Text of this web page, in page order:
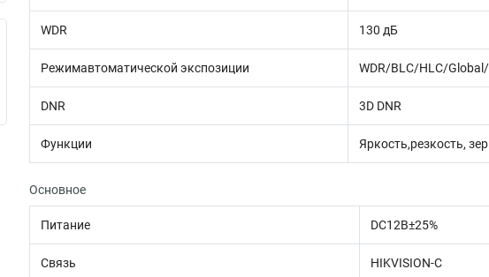
WDR 130 дБ
Режимавтоматической экспозиции WDR/BLC/HLC/
DNR 3D DNR
Функции Яркость,резкость,
Основное
Питание DC12В±25%
Связь HIKVISION-C